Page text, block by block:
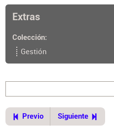
https://www.cpau.org/
Extras
Colección
Gestión
Previo Siguiente